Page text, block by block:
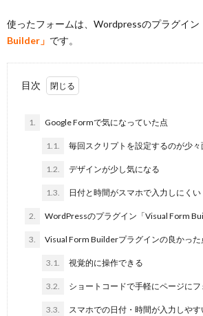
使ったフォームは、Wordpressのプラグイン
Builder」 です。
目次
1. Google Formで気になっていた点
1.1. 毎回スクリプトを設定するのが少々
1.2. デザインが少し気になる
1.3. 日付と時間がスマホで入力しにくい
2. WordPressのプラグイン「Visual Form
3. Visual Form Builderプラグインの良かった
3.1. 視覚的に操作できる
3.2. ショートコードで手軽にページに
3.3. スマホでの日付・時間が入力しやす